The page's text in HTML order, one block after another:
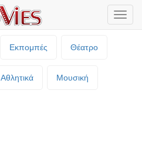
Εκπομπές Θέατρο
Αθλητικά Μουσική